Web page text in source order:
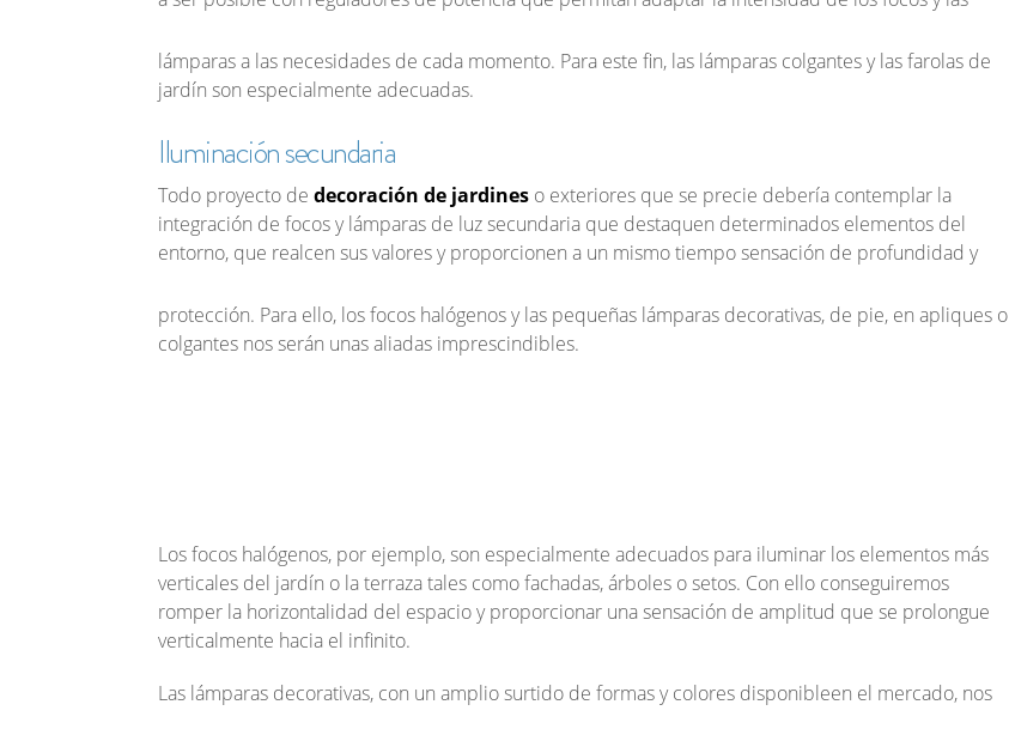
lámparas a las necesidades de cada momento. Para este fin, las lámparas colgantesy lasfarolas de
jardín son especialmente adecuadas.
Iluminación secundaria
Todo proyecto de decoración de jardines o exteriores que se precie debería contemplar la
integración de focos y lámparas de luz secundaria que destaquen determinados elementos del
entorno, que realcen sus valores y proporcionen a un mismo tiempo sensación de profundidad y
protección. Para ello, losfocos halógenosy las pequeñas lámparas decorativas, de pie, en apliques o
colgantes nos serán unas aliadas imprescindibles.
Los focos halógenos, por ejemplo, son especialmente adecuados para iluminar los elementos más
verticales del jardín o la terraza tales como fachadas, árboles o setos. Con ello conseguiremos
romper la horizontalidad del espacio y proporcionar una sensación de amplitud que se prolongue
verticalmente hacia el infinito.
Las lámparas decorativas, con un amplio surtido de formas y colores disponibleen el mercado, nos